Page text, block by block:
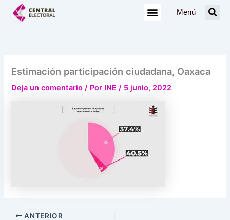
Menú
Estimación participación ciudadana, Oaxaca
Deja un comentario / Por INE/ 5 junio, 2022
ANTERIOR